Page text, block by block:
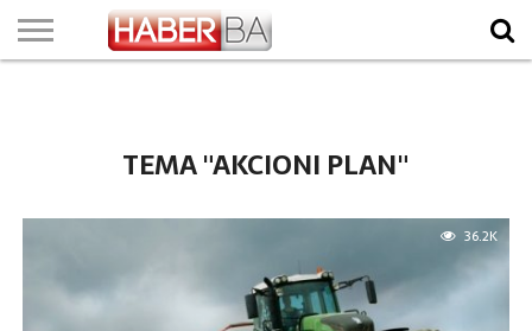
TEMA "AKCIONI PLAN"
36.2K